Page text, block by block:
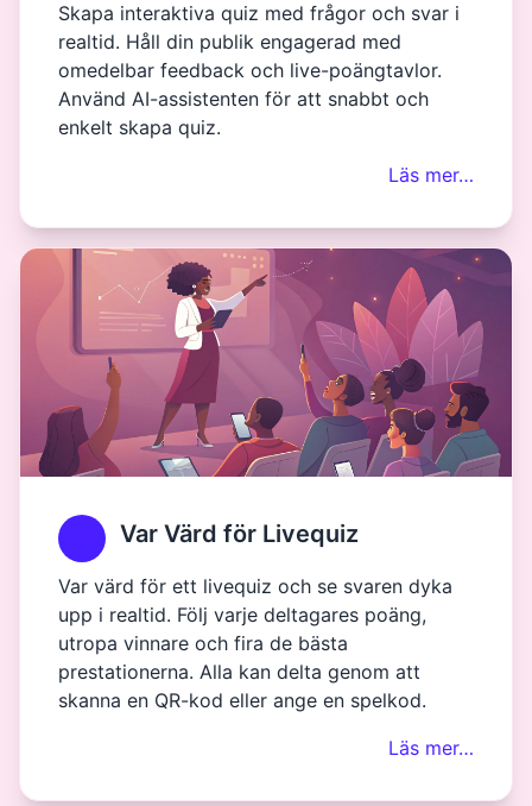
Skapa interaktiva quiz med frågor och svar i
realtid. Håll din publik engagerad med
omedelbar feedback och live-poängtavlor.
Använd AI-assistenten för att snabbt och
enkelt skapa quiz.
Läs mer…
Var Värd för Livequiz
Var värd för ett livequiz och se svaren dyka
upp i realtid. Följ varje deltagares poäng,
utropa vinnare och fira de bästa
prestationerna. Alla kan delta genom att
skanna en QR-kod eller ange en spelkod.
Läs mer…